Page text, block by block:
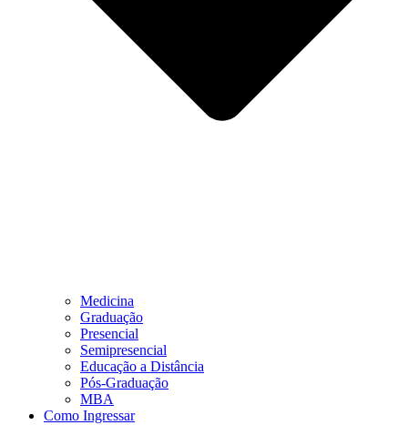
Medicina
Graduação
Presencial
Semipresencial
Educação a Distância
Pós-Graduação
MBA
Como Ingressar